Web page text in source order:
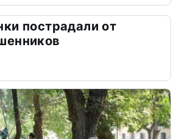
пострадали от